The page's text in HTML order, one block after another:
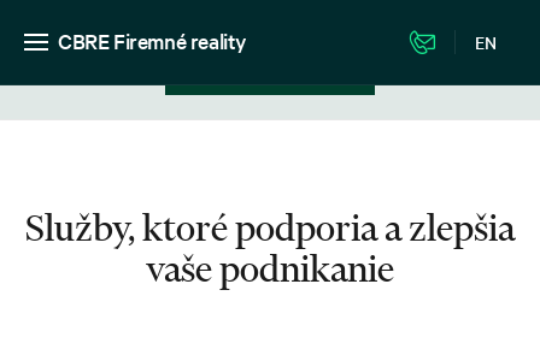
CBRE Firemné reality EN
Služby, ktoré podporia a zlepšia
vaše podnikanie